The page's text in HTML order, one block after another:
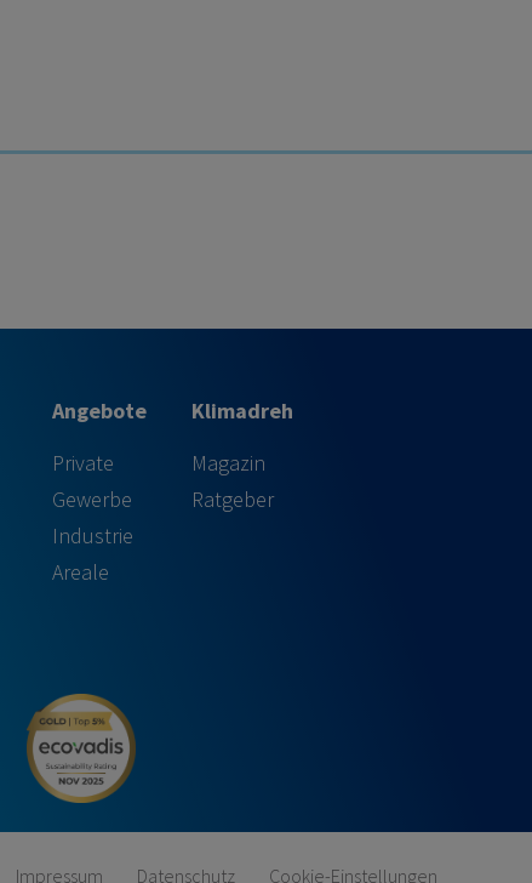
Angebote
Private
Gewerbe
Industrie
Areale
Klimadreh
Magazin
Ratgeber
Impressum Datenschutz Cookie-Einstellungen